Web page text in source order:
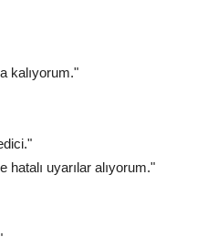
kalıyorum."
uyarılar alıyorum."